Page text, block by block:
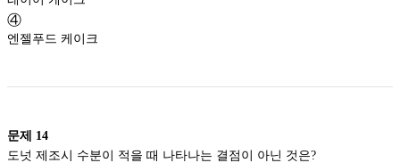
④
엔젤푸드 케이크
문제 14
도넛 제조시 수분이 적을 때 나타나는 결점이 아닌 것은?